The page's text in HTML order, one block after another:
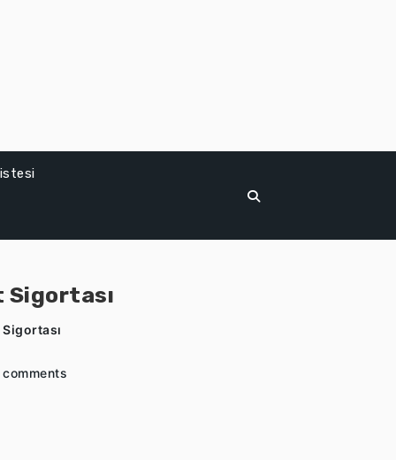
Sigortası
comments